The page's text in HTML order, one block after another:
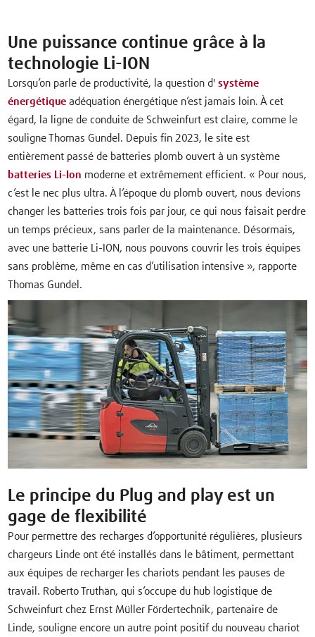
Une puissance continue grâce à la
technologie Li-ION
Lorsqu’on parle de productivité, la question d'système
énergétique adéquation énergétique n’est jamais loin. À cet
égard, la ligne de conduite de Schweinfurt est claire, comme le
souligne Thomas Gundel. Depuis fin 2023, le site est
entièrement passé de batteries plomb ouvert à un système
batteries Li-Ion moderne et extrêmement efficient. « Pour nous,
c’est le nec plus ultra. À l’époque du plomb ouvert, nous devions
changer les batteries trois fois par jour, ce qui nous faisait perdre
un temps précieux, sans parler de la maintenance. Désormais,
avec une batterie Li-ION, nous pouvons couvrir les trois équipes
sans problème, même en cas d’utilisation intensive », rapporte
Thomas Gundel.
Le principe du Plug and play est un
gage de flexibilité
Pour permettre des recharges d’opportunité régulières, plusieurs
chargeurs Linde ont été installés dans le bâtiment, permettant
aux équipes de recharger les chariots pendant les pauses de
travail. Roberto Truthän, qui s’occupe du hub logistique de
Schweinfurt chez Ernst Müller Fördertechnik, partenaire de
Linde, souligne encore un autre point positif du nouveau chariot